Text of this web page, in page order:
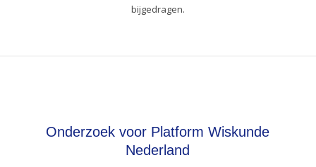
bijgedragen.
Onderzoek voor Platform Wiskunde
Nederland